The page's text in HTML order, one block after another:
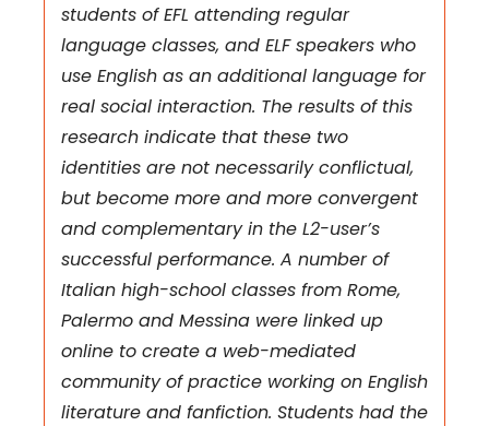
students of EFL attending regular
language classes, and ELF speakers who
use English as an additional language for
real social interaction. The results of this
research indicate that these two
identities are not necessarily conflictual,
but become more and more convergent
and complementary in the L2-user’s
successful performance. A number of
Italian high-school classes from Rome,
Palermo and Messina were linked up
online to create a web-mediated
community of practice working on English
literature and fanfiction. Students had the